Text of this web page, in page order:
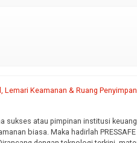
Lemari Keamanan & Ruang
sukses atau pimpinan institusi
biasa. Maka hadirlah